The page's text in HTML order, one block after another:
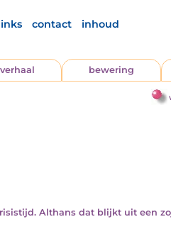
contact inhoud
verhaal bewering
Althans dat blijkt uit een